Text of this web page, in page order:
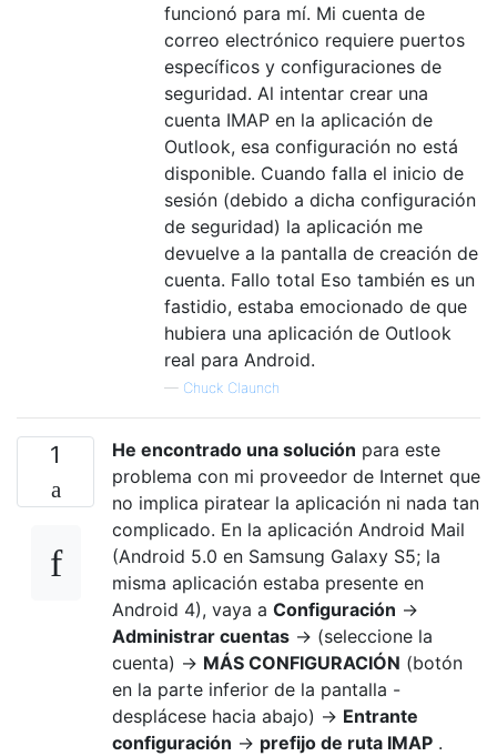
funcionó para mí. Mi cuenta de
correo electrónico requiere puertos
específicos y configuraciones de
seguridad. Al intentar crear una
cuenta IMAP en la aplicación de
Outlook, esa configuración no está
disponible. Cuando falla el inicio de
sesión (debido a dicha configuración
de seguridad) la aplicación me
devuelve a la pantalla de creación de
cuenta. Fallo total Eso también es un
fastidio, estaba emocionado de que
hubiera una aplicación de Outlook
real para Android.
— Chuck Claunch
1 He encontrado una solución para este
problema con mi proveedor de Internet que
no implica piratear la aplicación ni nada tan
complicado. En la aplicación Android Mail
(Android 5.0 en Samsung Galaxy S5; la
misma aplicación estaba presente en
Android 4), vaya a Configuración →
Administrar cuentas → (seleccione la
cuenta) → MÁS CONFIGURACIÓN (botón
en la parte inferior de la pantalla -
desplácese hacia abajo) → Entrante
configuración → prefijo de ruta IMAP .